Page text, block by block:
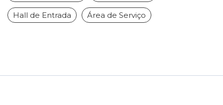
Hall de Entrada Área de Serviço